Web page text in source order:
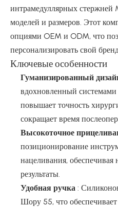
интрамедуллярных
моделей и размеров. Этот
опциями OEM и ODM, что
персонализировать свой
Ключевые особенности
Гуманизированный
вдохновленный
повышает точность
сокращает время
Высокоточное
позиционирование
нацеливания,
результаты.
Удобная ручка :
Шору 55, что